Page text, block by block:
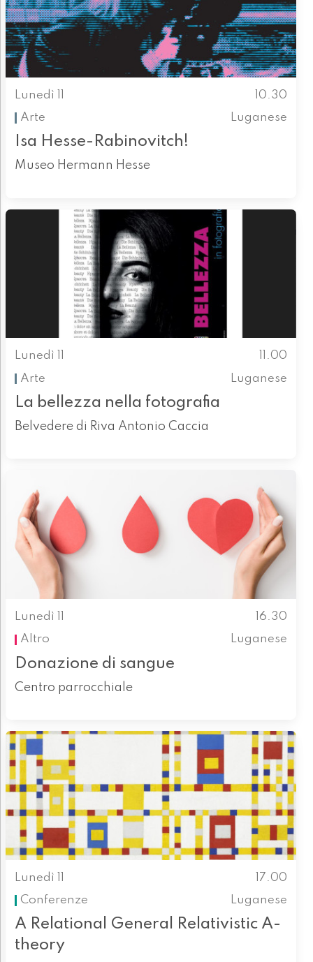
Lunedì 11
10.30
Arte
Luganese
Isa Hesse-Rabinovitch!
Museo Hermann Hesse
Lunedì 11
11.00
Arte
Luganese
La bellezza nella fotografia
Belvedere di Riva Antonio Caccia
Lunedì 11
16.30
Altro
Luganese
Donazione di sangue
Centro parrocchiale
Lunedì 11
17.00
Conferenze
Luganese
A Relational General Relativistic A-
theory